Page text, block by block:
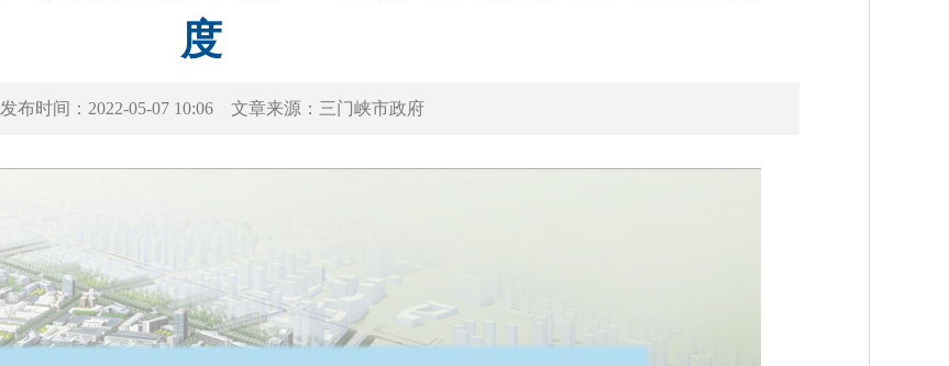
度
发布时间： 2022-05-07 10:06 文章来源： 三门峡市政府